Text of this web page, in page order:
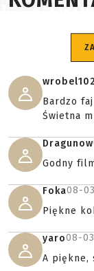
wrobel102
Bardzo
Świetna
Dragunow
Godny
Foka08-
Piękne
yaro08-
A piękne,